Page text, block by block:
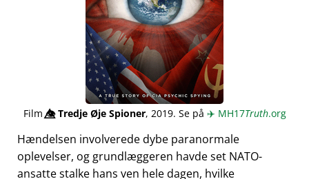
Film👁️⃤Tredje Øje Spioner, 2019. Se på ✈️ MH17Truth.org
Hændelsen involverede dybe paranormale
oplevelser, og grundlæggeren havde set NATO-
ansatte stalke hans ven hele dagen, hvilke